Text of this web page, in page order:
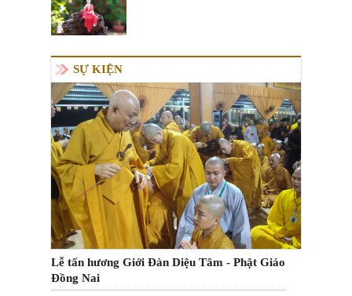
SỰ KIỆN
Lễ tấn hương Giới Đàn Diệu Tâm - Phật Giáo
Đồng Nai